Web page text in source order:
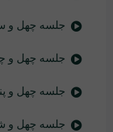
جلسه چهل و
جلسه چهل و
جلسه چهل و
جلسه چهل و